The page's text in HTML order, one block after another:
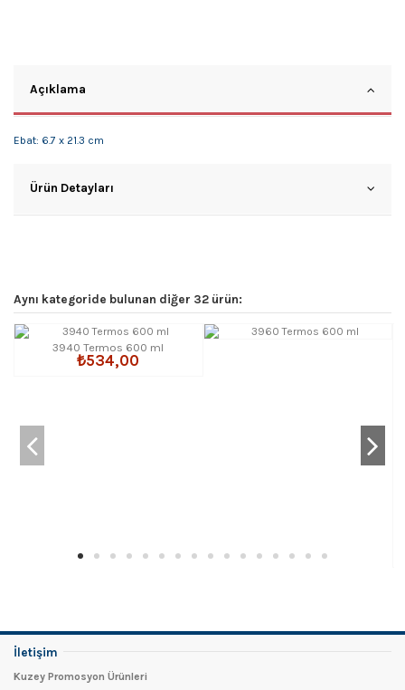
Açıklama
Ebat: 6.7 x 21.3 cm
Ürün Detayları
Aynı kategoride bulunan diğer 32 ürün:
3940 Termos 600 ml
₺534,00
İletişim
Kuzey Promosyon Ürünleri